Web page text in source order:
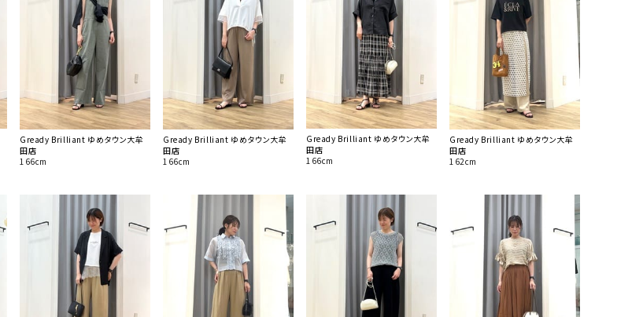
Gready Brilliant ゆめタウン大牟
田店
166cm
Gready Brilliant ゆめタウン大牟
田店
166cm
Gready Brilliant ゆめタウン大牟
田店
166cm
Gready Brilliant ゆめタウン大牟
田店
162cm